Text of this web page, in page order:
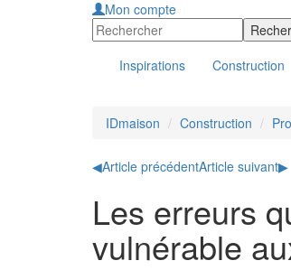
Mon compte
Inspirations Construction
IDmaison Construction
◀Article précédentArticle suivant▶
Les erreurs
vulnérable